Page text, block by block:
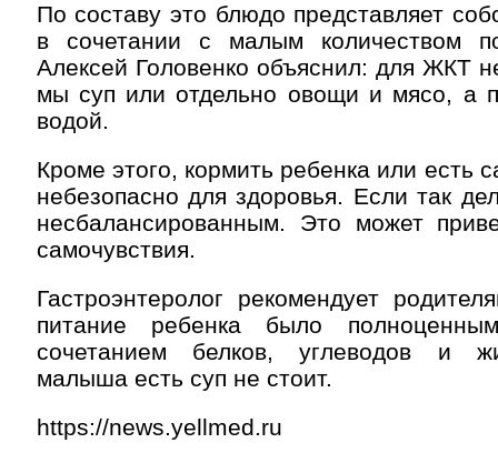
По составу это блюдо представляет
в сочетании с малым количеством
Алексей Головенко объяснил: для ЖКТ
мы суп или отдельно овощи и мясо, а
водой.
Кроме этого, кормить ребенка или есть
небезопасно для здоровья. Если так
несбалансированным. Это может
самочувствия.
Гастроэнтеролог рекомендует
питание ребенка было
сочетанием белков, углеводов и
малыша есть суп не стоит.
https://news.yellmed.ru